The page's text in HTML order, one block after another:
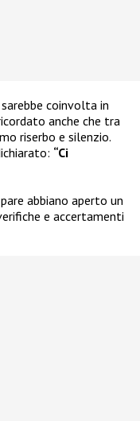
coinvolta in
anche che tra
riserbo e silenzio.
“Ci
abbiano aperto un
e accertamenti